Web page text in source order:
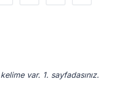
var. 1. sayfadasınız.